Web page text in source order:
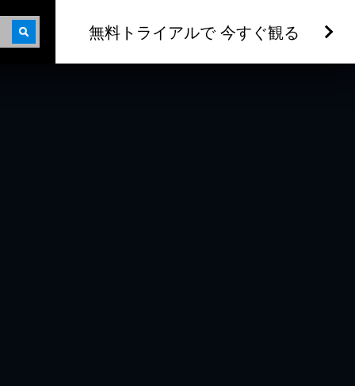
無料トライアルで 今すぐ観る